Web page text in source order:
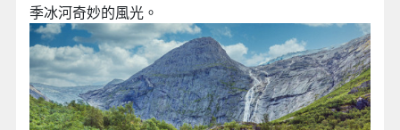
季冰河奇妙的風光。